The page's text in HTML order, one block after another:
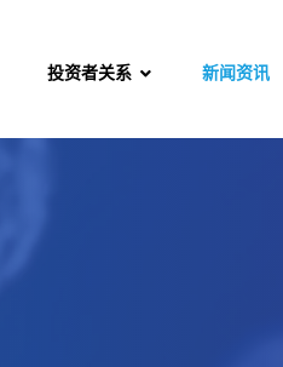
投资者关系 新闻资讯